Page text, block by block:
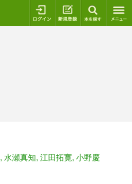
ログイン 新規登録
, 水瀬真知, 江田拓寛, 小野慶